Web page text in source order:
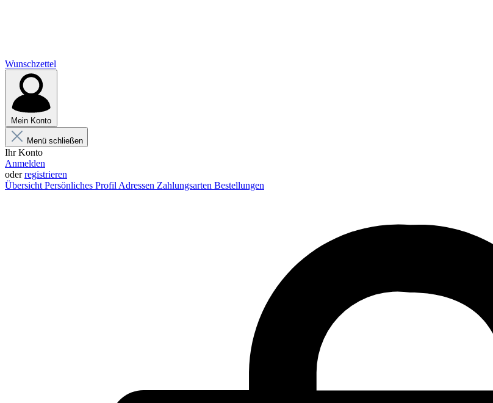
Wunschzettel
Mein Konto
Menü schließen
Ihr Konto
Anmelden
oderregistrieren
Übersicht Persönliches Profil Adressen Zahlungsarten Bestellungen